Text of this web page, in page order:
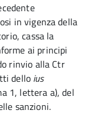
in vigenza della
cassa la
ai principi
rinvio alla Ctr
dello ius
1, lettera a), del
sanzioni.